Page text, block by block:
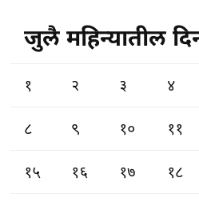
जुलै महिन्यातील
१ २ ३ ४
८ ९ १० ११
१५ १६ १७ १८